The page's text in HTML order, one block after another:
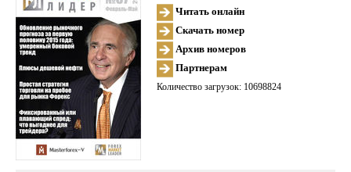
Читать онлайн
Скачать номер
Архив номеров
Партнерам
Количество загрузок: 10698824